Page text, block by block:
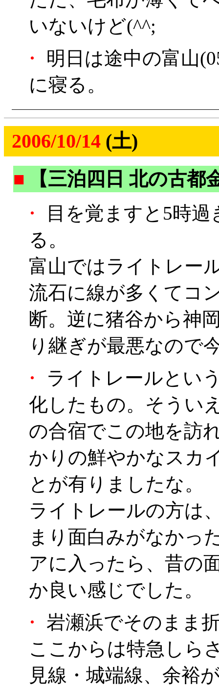
いないけど(^^;
・
明日は途中の富山
に寝る。
2006/10/14 (土)
■
【三泊四日 北の古
・
目を覚ますと5時
る。
富山ではライトレー
流石に線が多くてコ
断。逆に猪谷から神
り継ぎが最悪なので
・
ライトレールとい
化したもの。そうい
の合宿でこの地を訪
かりの鮮やかなスカ
とが有りましたな。
ライトレールの方は
まり面白みがなかっ
アに入ったら、昔の
か良い感じでした。
・
岩瀬浜でそのまま
ここからは特急しら
見線・城端線、余裕